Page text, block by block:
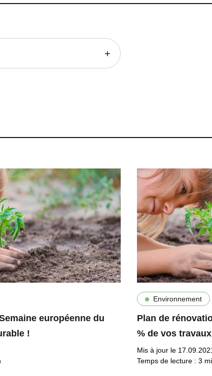
européenne du
!
Environnement
Plan de
% de vos
Mis à jour le
Temps de lecture : 3